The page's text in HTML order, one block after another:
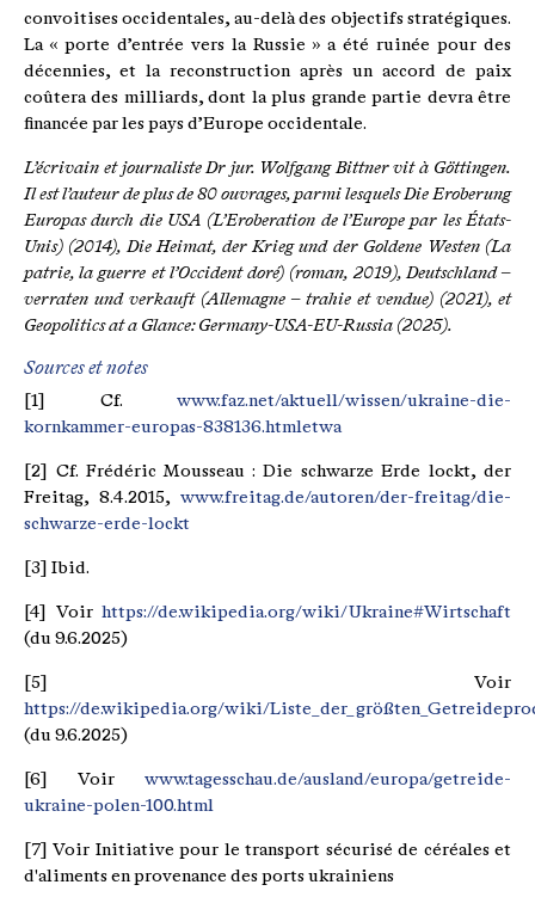
convoitises occidentales, au-delà des objectifs stratégiques.
La « porte d’entrée vers la Russie » a été ruinée pour des
décennies, et la reconstruction après un accord de paix
coûtera des milliards, dont la plus grande partie devra être
financée par les pays d’Europe occidentale.
L’écrivain et journaliste Dr jur. Wolfgang Bittnervit à Göttingen.
Il est l’auteur de plus de 80 ouvrages, parmi lesquels Die Eroberung
Europas durch die USA (L’Eroberation de l’Europe par les États-
Unis) (2014), Die Heimat, der Krieg und der Goldene Westen (La
patrie, la guerre et l’Occident doré) (roman, 2019), Deutschland –
verraten und verkauft (Allemagne – trahie et vendue) (2021), et
Geopolitics at a Glance: Germany-USA-EU-Russia (2025).
Sources et notes
[1] Cf. www.faz.net/aktuell/wissen/ukraine-die-
kornkammer-europas-838136.htmletwa
[2] Cf. Frédéric Mousseau : Die schwarze Erde lockt, der
Freitag, 8.4.2015, www.freitag.de/autoren/der-freitag/die-
schwarze-erde-lockt
[3] Ibid.
[4] Voir https://de.wikipedia.org/wiki/Ukraine#Wirtschaft
(du 9.6.2025)
[5] Voir
https://de.wikipedia.org/wiki/
(du 9.6.2025)
[6] Voir www.tagesschau.de/ausland/europa/getreide-
ukraine-polen-100.html
[7] Voir Initiative pour le transport sécurisé de céréales et
d'aliments en provenance des ports ukrainiens